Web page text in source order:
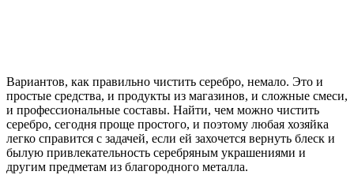
Вариантов, как правильно чистить серебро, немало. Это и
простые средства, и продукты из магазинов, и сложные смеси,
и профессиональные составы. Найти, чем можно чистить
серебро, сегодня проще простого, и поэтому любая хозяйка
легко справится с задачей, если ей захочется вернуть блеск и
былую привлекательность серебряным украшениями и
другим предметам из благородного металла.